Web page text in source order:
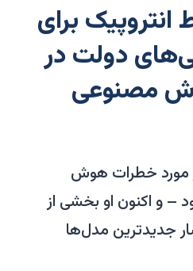
برای
دولت در
مصنوعی
مورد خطرات هوش
– و اکنون او بخشی از
جدیدترین مدل‌ها